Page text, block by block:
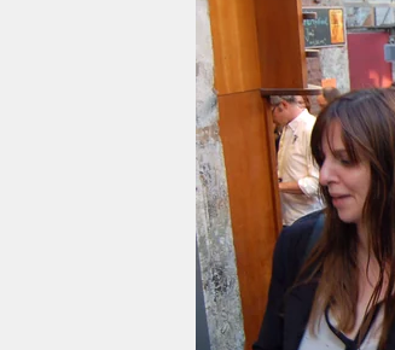
nord
wahrheit
verlag
verlag
veranstaltungen
shop
fragen & hilfe